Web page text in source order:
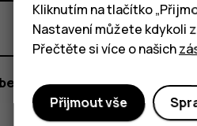
Kliknutím na tlačítko
Nastavení můžete kdykoli
Přečtěte si více o našich
Přijmout vše